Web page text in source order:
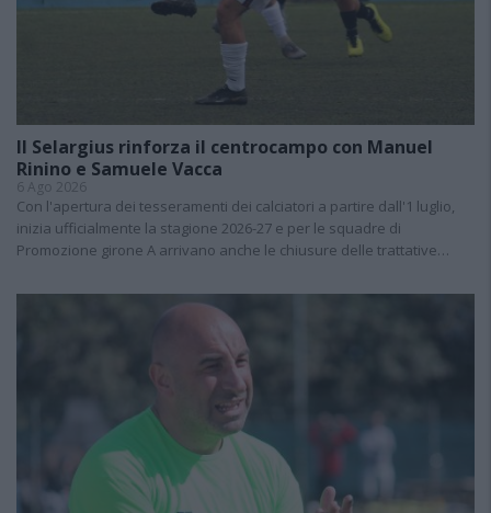
Il Selargius rinforza il centrocampo con Manuel
Rinino e Samuele Vacca
6 Ago 2026
Con l'apertura dei tesseramenti dei calciatori a partire dall'1 luglio,
inizia ufficialmente la stagione 2026-27 e per le squadre di
Promozione girone A arrivano anche le chiusure delle trattative…